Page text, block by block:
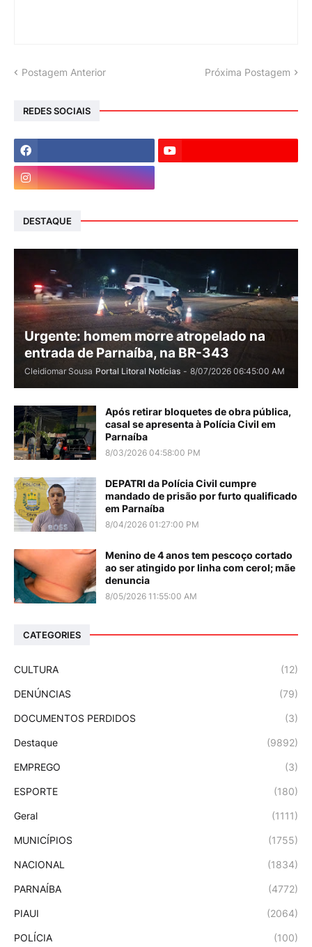
Postagem Anterior Próxima Postagem
REDES SOCIAIS
DESTAQUE
Urgente: homem morre atropelado na
entrada de Parnaíba, na BR-343
Cleidiomar Sousa Portal Litoral Notícias - 8/07/2026 06:45:00 AM
Após retirar bloquetes de obra pública,
casal se apresenta à Polícia Civil em
Parnaíba
8/03/2026 04:58:00 PM
DEPATRI da Polícia Civil cumpre
mandado de prisão por furto qualificado
em Parnaíba
8/04/2026 01:27:00 PM
Menino de 4 anos tem pescoço cortado
ao ser atingido por linha com cerol; mãe
denuncia
8/05/2026 11:55:00 AM
CATEGORIES
CULTURA (12)
DENÚNCIAS (79)
DOCUMENTOS PERDIDOS (3)
Destaque (9892)
EMPREGO (3)
ESPORTE (180)
Geral (1111)
MUNICÍPIOS (1755)
NACIONAL (1834)
PARNAÍBA (4772)
PIAUI (2064)
POLÍCIA (100)